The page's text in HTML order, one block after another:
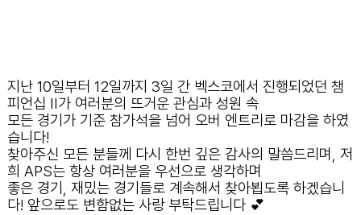
지난 10일부터 12일까지 3일 간 벡스코에서 진행되었던 챔
피언십 II가 여러분의 뜨거운 관심과 성원 속
모든 경기가 기준 참가석을 넘어 오버 엔트리로 마감을 하였
습니다!
찾아주신 모든 분들께 다시 한번 깊은 감사의 말씀드리며, 저
희 APS는 항상 여러분을 우선으로 생각하며
좋은 경기, 재밌는 경기들로 계속해서 찾아뵙도록 하겠습니
다! 앞으로도 변함없는 사랑 부탁드립니다 💕